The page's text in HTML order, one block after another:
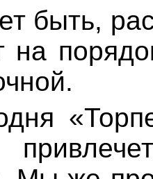
быть,
на